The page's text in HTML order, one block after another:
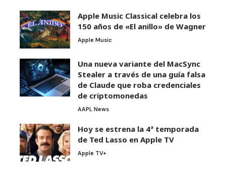
Apple Music Classical celebra los
150 años de «El anillo» de Wagner
Apple Music
Una nueva variante del MacSync
Stealer a través de una guía falsa
de Claude que roba credenciales
de criptomonedas
AAPL News
Hoy se estrena la 4ª temporada
de Ted Lasso en Apple TV
Apple TV+